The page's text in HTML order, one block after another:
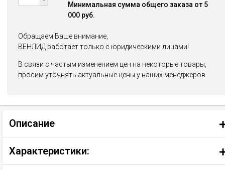
Минимальная сумма общего заказа от 5
000 руб.
Обращаем Ваше внимание,
ВЕНЛИД работает только с юридическими лицами!
В связи с частым изменением цен на некоторые товары,
просим уточнять актуальные цены у наших менеджеров
Описание
Характеристики: